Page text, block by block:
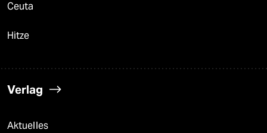
Ceuta
Hitze
Verlag
Aktuelles